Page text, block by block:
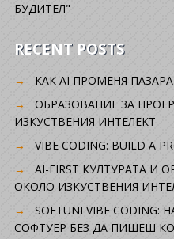
БУДИТЕЛ"
RECENT POSTS
КАК AI ПРОМЕНЯ
ОБРАЗОВАНИЕ ЗА
ИЗКУСТВЕНИЯ ИНТЕЛЕКТ
VIBE CODING: BUILD A
AI-FIRST КУЛТУРАТА И
ОКОЛО ИЗКУСТВЕНИЯ
SOFTUNI VIBE
СОФТУЕР БЕЗ ДА ПИШЕШ